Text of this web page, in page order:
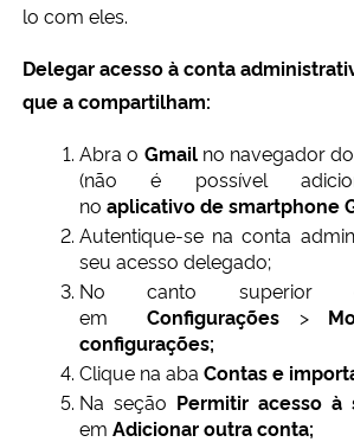
lo com eles.
Delegar acesso à conta
que a compartilham:
Abra o Gmailno navegador
(não é possível
no aplicativo de smartphone
Autentique-se na conta
seu acesso delegado;
No canto superior
em Configurações >
configurações;
Clique na aba Contas e
Na seção Permitir acesso à
em Adicionar outra conta;